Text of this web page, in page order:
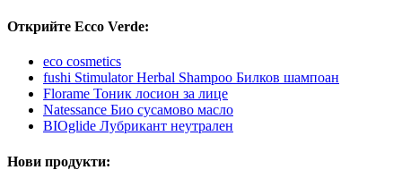
Открийте Ecco Verde:
eco cosmetics
fushi Stimulator Herbal Shampoo Билков шампоан
Florame Тоник лосион за лице
Natessance Био сусамово масло
BIOglide Лубрикант неутрален
Нови продукти: